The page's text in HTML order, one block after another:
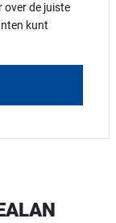
over de juiste
kunt